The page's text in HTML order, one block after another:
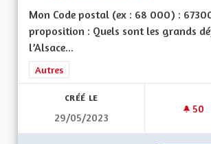
Mon Code postal (ex : 68 000) :
proposition : Quels sont les grands
l’Alsace...
Filtrer les résultats de la catégorie :
Autres
CRÉÉ LE
29/05/2023
50